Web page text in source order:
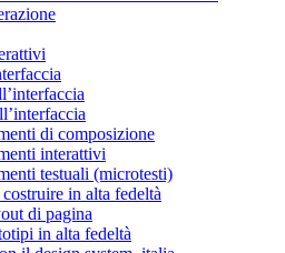
di composizione
interattivi
testuali (microtesti)
in alta fedeltà
di pagina
in alta fedeltà